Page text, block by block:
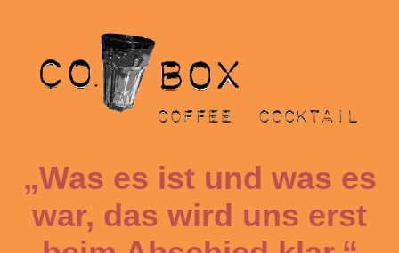
„Was es ist und was es
war, das wird uns erst